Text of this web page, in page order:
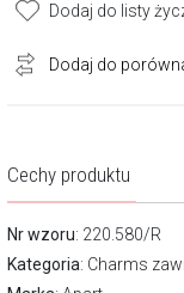
Dodaj do listy
Dodaj do
Cechy produktu
Nr wzoru: 220.580/R
Kategoria: Charms